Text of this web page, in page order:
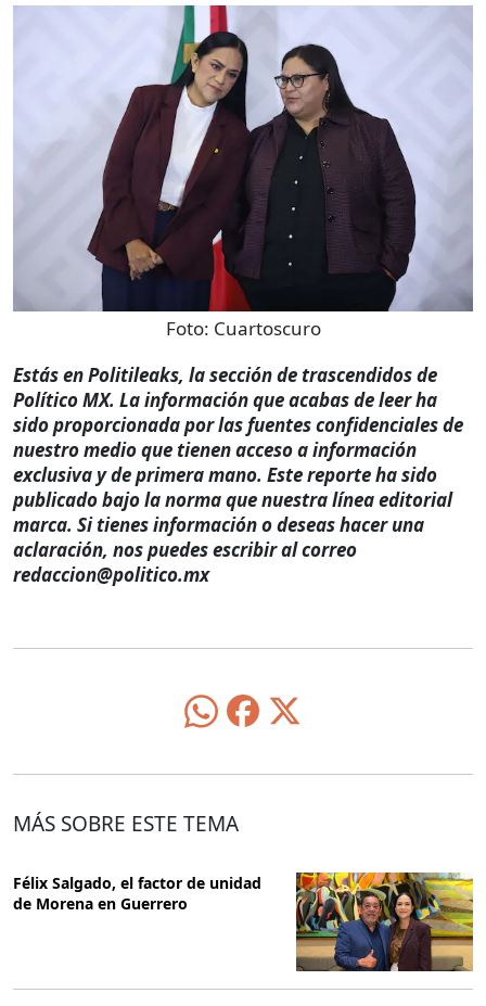
Foto: Cuartoscuro
Estás en Politileaks, la sección de trascendidos de
Político MX. La información que acabas de leer ha
sido proporcionada por las fuentes confidenciales de
nuestro medio que tienen acceso a información
exclusiva y de primera mano. Este reporte ha sido
publicado bajo la norma que nuestra línea editorial
marca. Si tienes información o deseas hacer una
aclaración, nos puedes escribir al correo
redaccion@politico.mx
MÁS SOBRE ESTE TEMA
Félix Salgado, el factor de unidad
de Morena en Guerrero